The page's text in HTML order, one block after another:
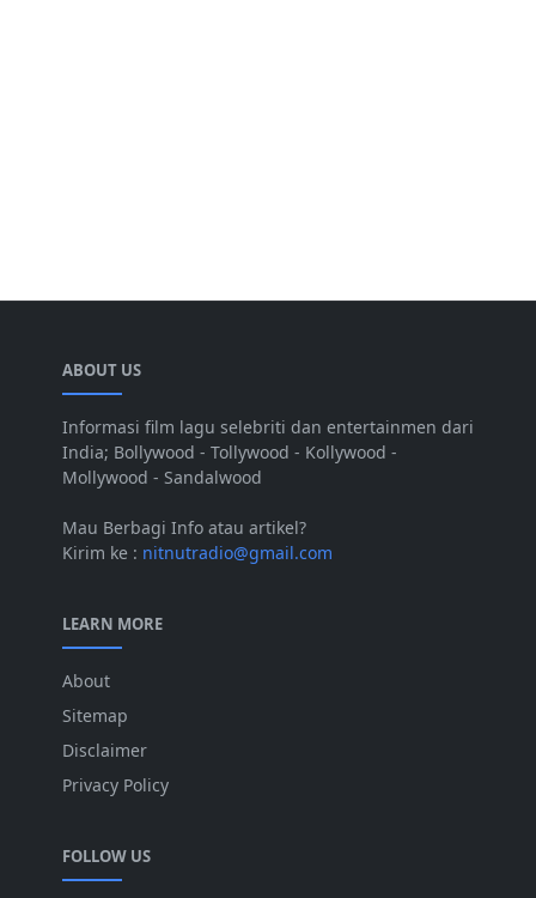
ABOUT US
Informasi film lagu selebriti dan entertainmen dari
India; Bollywood - Tollywood - Kollywood -
Mollywood - Sandalwood
Mau Berbagi Info atau artikel?
Kirim ke : nitnutradio@gmail.com
LEARN MORE
About
Sitemap
Disclaimer
Privacy Policy
FOLLOW US